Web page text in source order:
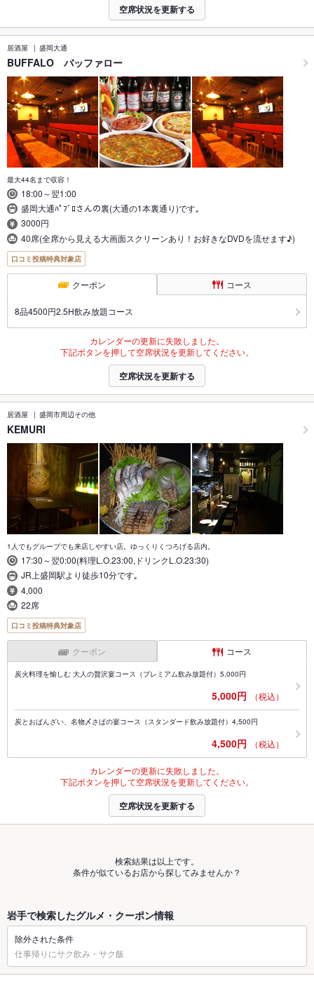
空席状況を更新する
居酒屋 盛岡大通
BUFFALO バッファロー
最大44名まで収容！
18:00～翌1:00
盛岡大通ﾊﾟﾌﾞﾛさんの裏(大通の1本裏通り)です｡
3000円
40席(全席から見える大画面スクリーンあり！お好きなDVDを流せます♪)
口コミ投稿特典対象店
クーポン コース
8品4500円2.5H飲み放題コース
カレンダーの更新に失敗しました。
下記ボタンを押して空席状況を更新してください。
空席状況を更新する
居酒屋 盛岡市周辺その他
KEMURI
1人でもグループでも来店しやすい店。ゆっくりくつろげる店内。
17:30～翌0:00(料理L.O.23:00,ドリンクL.O.23:30)
JR上盛岡駅より徒歩10分です｡
4,000
22席
口コミ投稿特典対象店
クーポン コース
炭火料理を愉しむ 大人の贅沢宴コース（プレミアム飲み放題付）5,000円
5,000円 （税込）
炭とおばんざい、名物〆さばの宴コース（スタンダード飲み放題付）4,500円
4,500円 （税込）
カレンダーの更新に失敗しました。
下記ボタンを押して空席状況を更新してください。
空席状況を更新する
検索結果は以上です。
条件が似ているお店から探してみませんか？
岩手で検索したグルメ・クーポン情報
除外された条件
仕事帰りにサク飲み・サク飯